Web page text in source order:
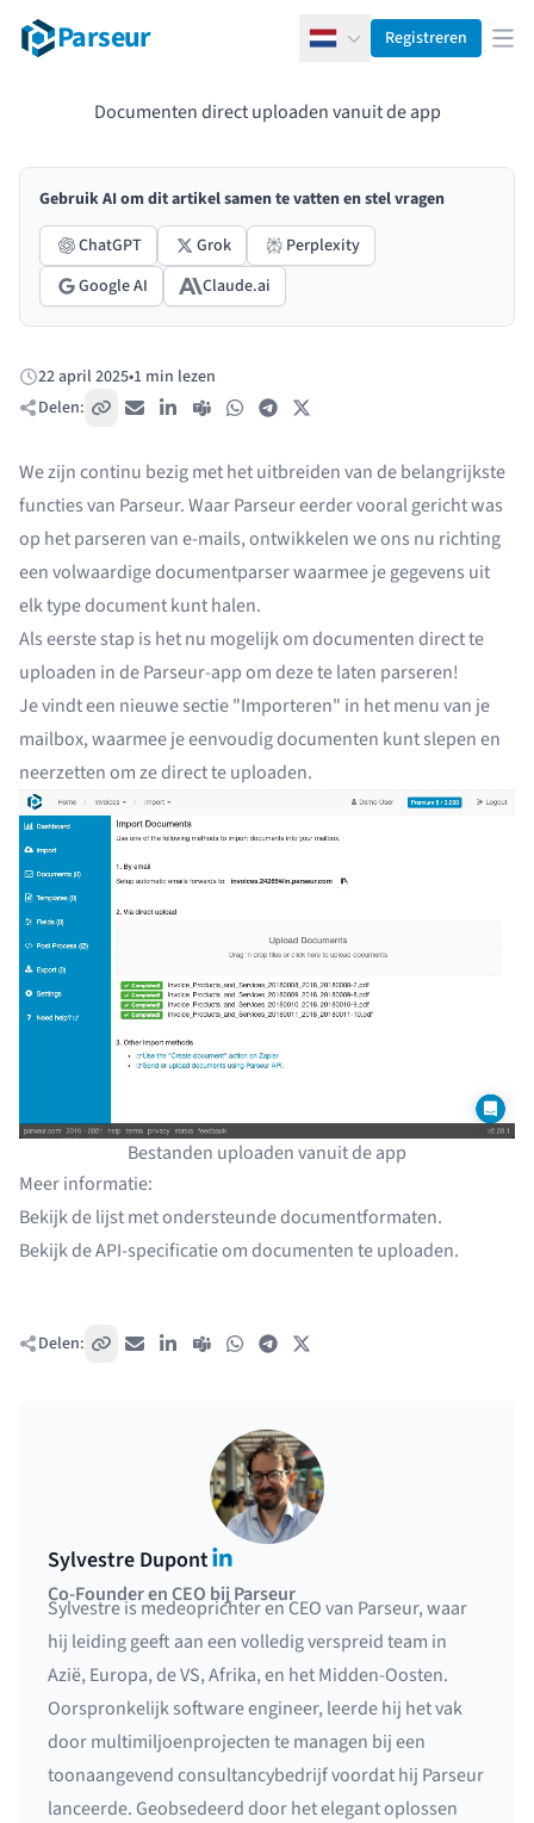
Parseur NederlandsRegistreren
Documenten direct uploaden vanuit de app
Gebruik AI om dit artikel samen te vatten en stel vragen
ChatGPT
Grok
Perplexity
Google AI
Claude.ai
Gepubliceerd:
22 april 2025•1 min lezen
Delen:
Kopieer link
E-mail LinkedIn
Teams WhatsAppTelegram
We zijn continu bezig met het uitbreiden van de belangrijkste
functies van Parseur. Waar Parseur eerder vooral gericht was
op het parseren van e-mails, ontwikkelen we ons nu richting
een volwaardige documentparser waarmee je gegevens uit
elk type document kunt halen.
Als eerste stap is het nu mogelijk om documenten direct te
uploaden in de Parseur-app om deze te laten parseren!
Je vindt een nieuwe sectie "Importeren" in het menu van je
mailbox, waarmee je eenvoudig documenten kunt slepen en
neerzetten om ze direct te uploaden.
Bestanden uploaden vanuit de app
Meer informatie:
Bekijk delijst met ondersteunde documentformaten.
Bekijk deAPI-specificatie om documenten te uploaden.
Delen: Kopieer link
E-mail LinkedIn
Teams WhatsAppTelegram
Sylvestre DupontLinkedIn
Co-Founder en CEO bij Parseur
Sylvestre is medeoprichter en CEO van Parseur, waar
hij leiding geeft aan een volledig verspreid team in
Azië, Europa, de VS, Afrika, en het Midden-Oosten.
Oorspronkelijk software engineer, leerde hij het vak
door multimiljoenprojecten te managen bij een
toonaangevend consultancybedrijf voordat hij Parseur
lanceerde. Geobsedeerd door het elegant oplossen